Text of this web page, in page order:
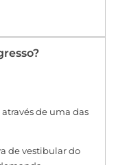
de uma das
de vestibular do